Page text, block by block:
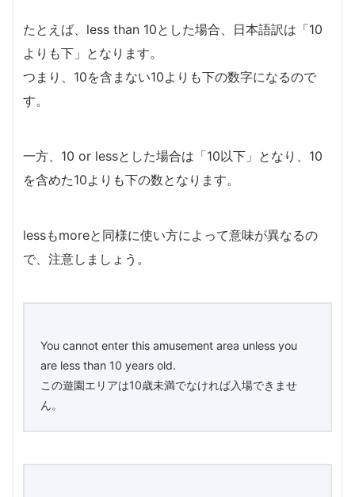
たとえば、less than 10とした場合、日本語訳は「10
よりも下」となります。
つまり、10を含まない10よりも下の数字になるので
す。
一方、10 or lessとした場合は「10以下」となり、10
を含めた10よりも下の数となります。
lessもmoreと同様に使い方によって意味が異なるの
で、注意しましょう。
You cannot enter this amusement area unless you
are less than 10 years old.
この遊園エリアは10歳未満でなければ入場できませ
ん。